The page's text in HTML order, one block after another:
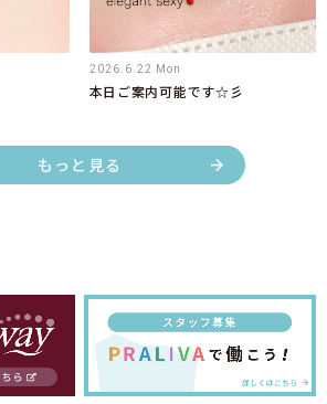
2026.6.22 Mon
本日ご案内可能です☆彡
もっと見る